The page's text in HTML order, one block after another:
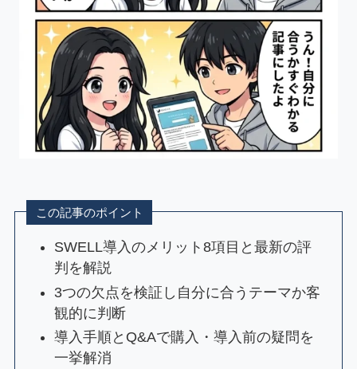
この記事のポイント
SWELL導入のメリット8項目と最新の評
判を解説
3つの欠点を検証し自分に合うテーマか客
観的に判断
導入手順とQ&Aで購入・導入前の疑問を
一挙解消